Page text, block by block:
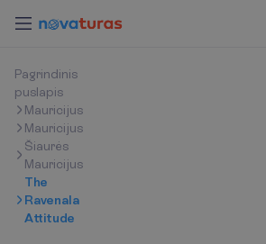
Pagrindinis
puslapis
Mauricijus
Mauricijus
Šiaurės
Mauricijus
The
Ravenala
Attitude